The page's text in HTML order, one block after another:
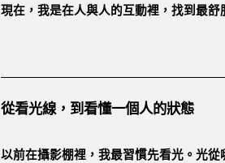
現在，我是在人與人的互動裡，找到最舒
從看光線，到看懂一個人的狀態
以前在攝影棚裡，我最習慣先看光。光